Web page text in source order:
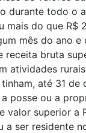
durante todo o
mais do que R$
mês do ano e
receita bruta
atividades
tinham, até 31 de
posse ou a
valor superior a
a ser residente